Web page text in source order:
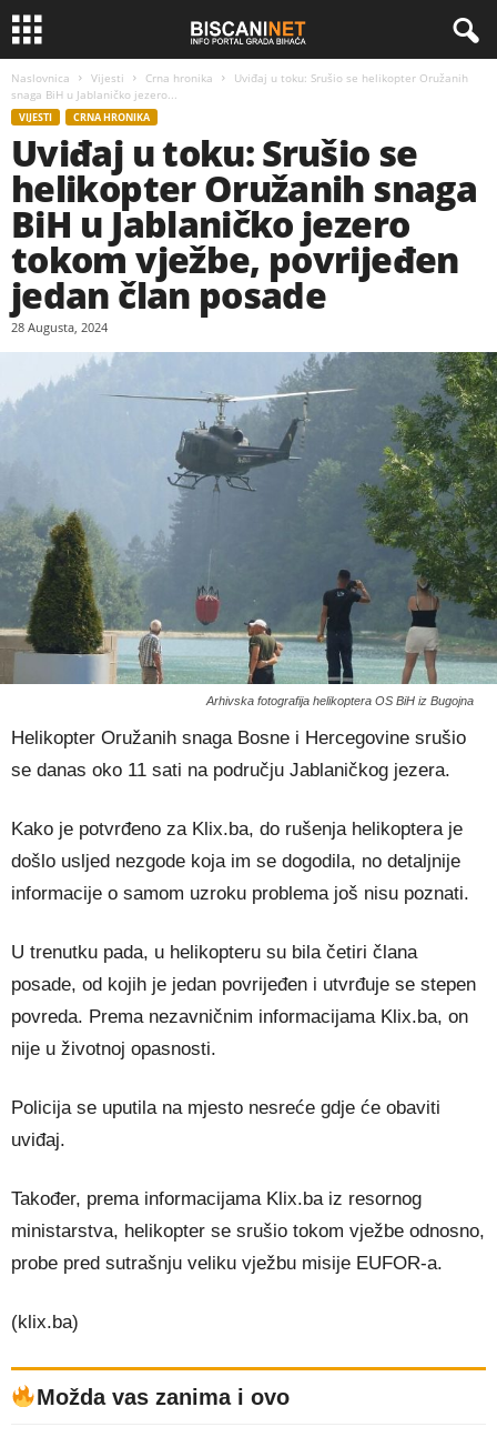
Naslovnica Vijesti Crna hronika
Uviđaj u toku: Srušio se helikopter Oružanih
snaga BiH u Jablaničko jezero...
VIJESTI CRNA HRONIKA
Uviđaj u toku: Srušio se
helikopter Oružanih snaga
BiH u Jablaničko jezero
tokom vježbe, povrijeđen
jedan član posade
28 Augusta, 2024
Arhivska fotografija helikoptera OS BiH iz Bugojna
Helikopter Oružanih snaga Bosne i Hercegovine srušio
se danas oko 11 sati na području Jablaničkog jezera.
Kako je potvrđeno za Klix.ba, do rušenja helikoptera je
došlo usljed nezgode koja im se dogodila, no detaljnije
informacije o samom uzroku problema još nisu poznati.
U trenutku pada, u helikopteru su bila četiri člana
posade, od kojih je jedan povrijeđen i utvrđuje se stepen
povreda. Prema nezavničnim informacijama Klix.ba, on
nije u životnoj opasnosti.
Policija se uputila na mjesto nesreće gdje će obaviti
uviđaj.
Također, prema informacijama Klix.ba iz resornog
ministarstva, helikopter se srušio tokom vježbe odnosno,
probe pred sutrašnju veliku vježbu misije EUFOR-a.
(klix.ba)
Možda vas zanima i ovo